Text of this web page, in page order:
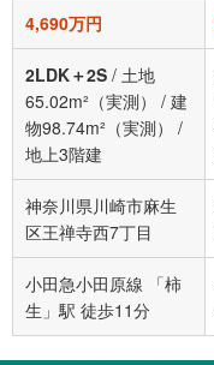
4,690万円
2LDK＋2S / 土地
65.02m²（実測）
/ 建
物98.74m²（実測）
/
地上3階建
神奈川県川崎市麻生
区王禅寺西7丁目
小田急小田原線 「柿
生」駅 徒歩11分